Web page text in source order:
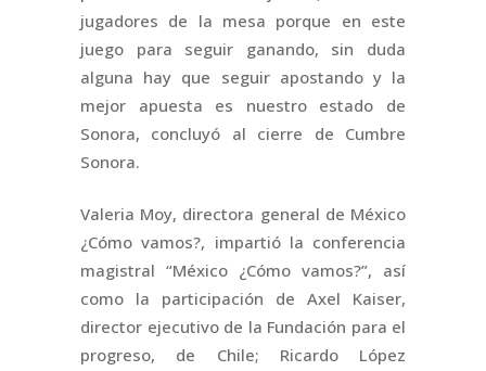
jugadores de la mesa porque en este
juego para seguir ganando, sin duda
alguna hay que seguir apostando y la
mejor apuesta es nuestro estado de
Sonora, concluyó al cierre de Cumbre
Sonora.
Valeria Moy, directora general de México
¿Cómo vamos?, impartió la conferencia
magistral “México ¿Cómo vamos?”, así
como la participación de Axel Kaiser,
director ejecutivo de la Fundación para el
progreso, de Chile; Ricardo López